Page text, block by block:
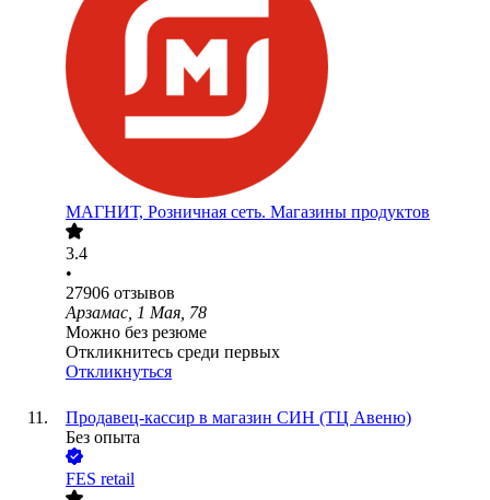
МАГНИТ, Розничная сеть. Магазины продуктов
3.4
•
27906 отзывов
Арзамас, 1 Мая, 78
Можно без резюме
Откликнитесь среди первых
Откликнуться
Продавец-кассир в магазин СИН (ТЦ Авеню)
Без опыта
FES retail